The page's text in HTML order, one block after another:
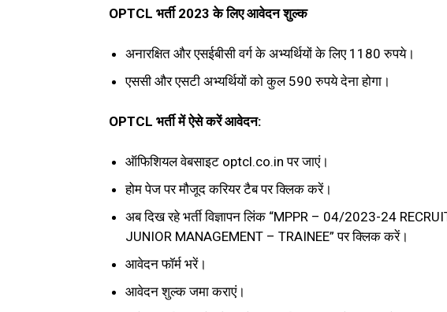
OPTCL भर्ती 2023 के लिए आवेदन शुल्क
अनारक्षित और एसईबीसी वर्ग के अभ्यर्थियों के लिए 1180 रुपये।
एससी और एसटी अभ्यर्थियों को कुल 590 रुपये देना होगा।
OPTCL भर्ती में ऐसे करें आवेदन:
ऑफिशियल वेबसाइट optcl.co.in पर जाएं।
होम पेज पर मौजूद करियर टैब पर क्लिक करें।
अब दिख रहे भर्ती विज्ञापन लिंक “MPPR – 04/2023-24
JUNIOR MANAGEMENT – TRAINEE” पर क्लिक करें।
आवेदन फॉर्म भरें।
आवेदन शुल्क जमा कराएं।